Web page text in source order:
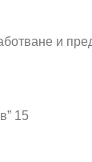
и
15